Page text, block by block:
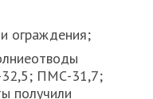
ограждения;
ПМС-31,7;
получили